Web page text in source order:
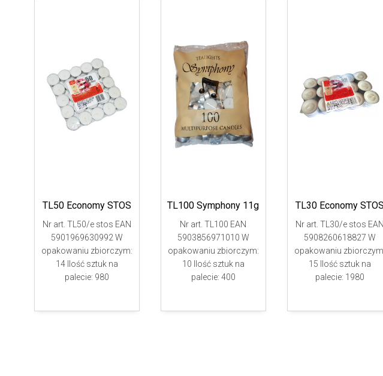
TL50 Economy STOS
Nr art. TL50/e stos EAN
5901969630992 W
opakowaniu zbiorczym:
14 Ilość sztuk na
palecie: 980
TL100 Symphony 11g
Nr art. TL100 EAN
5903856971010 W
opakowaniu zbiorczym:
10 Ilość sztuk na
palecie: 400
TL30 Economy STOS
Nr art. TL30/e stos EAN
5908260618827 W
opakowaniu
15 Ilość sztuk na
palecie: 1980